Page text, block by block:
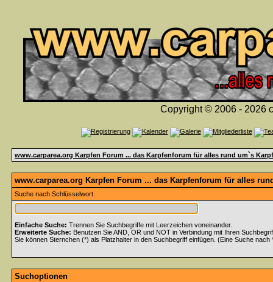
Copyright © 2006 - 2026
www.carparea.org Karpfen Forum ... das Karpfenforum für alles rund um`s
www.carparea.org Karpfen Forum ... das Karpfenforum für alles
Suche nach Schlüsselwort
Einfache Suche: Trennen Sie Suchbegriffe mit Leerzeichen voneinander.
Erweiterte Suche: Benutzen Sie AND, OR und NOT in Verbindung mit Ihren
Sie können Sternchen (*) als Platzhalter in den Suchbegriff einfügen. (Eine Suche
Suchoptionen